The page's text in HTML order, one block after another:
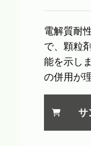
電解質耐
で、顆粒
能を示し
の併用が
サ